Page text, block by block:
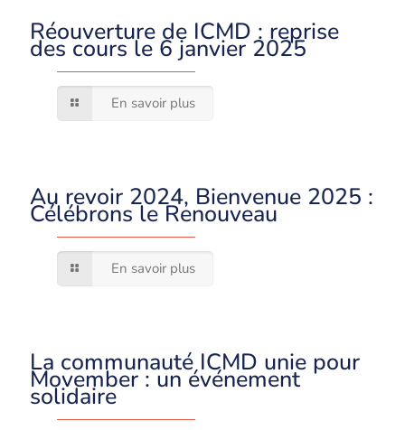
Réouverture de ICMD : reprise
des cours le 6 janvier 2025
En savoir plus
Au revoir 2024, Bienvenue 2025 :
Célébrons le Renouveau
En savoir plus
La communauté ICMD unie pour
Movember : un événement
solidaire